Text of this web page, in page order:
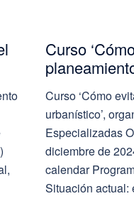
Curso
Curso ‘Cómo
urbanístico’,
Especializadas
diciembre de
calendar
Situación